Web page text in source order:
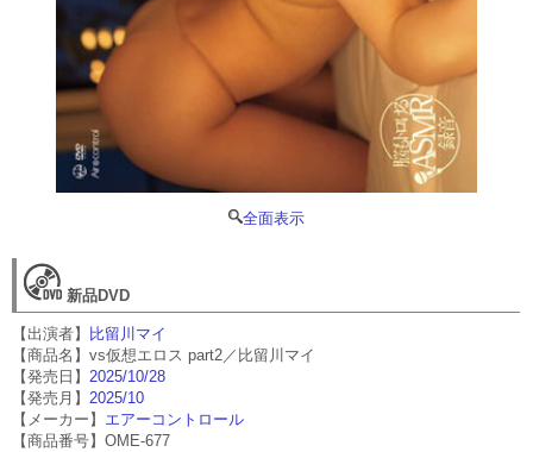
全面表示
新品DVD
【出演者】 比留川マイ
【商品名】vs仮想エロス part2／比留川マイ
【発売日】 2025/10/28
【発売月】 2025/10
【メーカー】 エアーコントロール
【商品番号】OME-677